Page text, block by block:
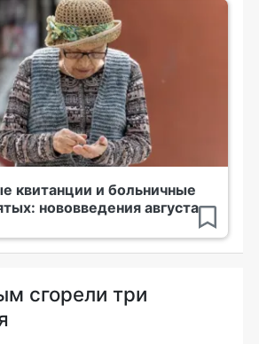
квитанции и больничные
нововведения августа
сгорели три